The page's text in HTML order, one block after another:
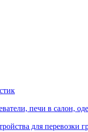
печи в салон,
для перевозки